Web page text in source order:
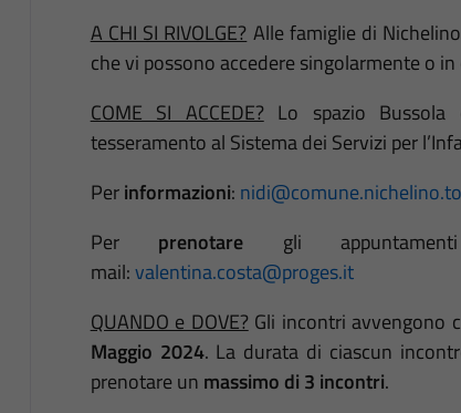
A CHI SI RIVOLGE?Alle famiglie di
che vi possono accedere singolarmente o in
COME SI ACCEDE?Lo spazio Bussola
tesseramento al Sistema dei Servizi per
Perinformazioni:
Per prenotare gli
mail:valentina.costa@proges.it
QUANDO e DOVE?Gli incontri avvengono
Maggio 2024. La durata di ciascun
prenotare un massimo di 3 incontri.